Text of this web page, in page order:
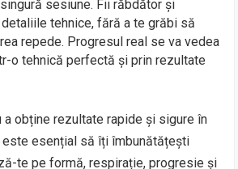
sesiune. Fii răbdător și
tehnice, fără a te grăbi să
repede. Progresul real se va vedea
o tehnică perfectă și prin rezultate
a obține rezultate rapide și sigure în
este esențial să îți îmbunătățești
te pe formă, respirație, progresie și